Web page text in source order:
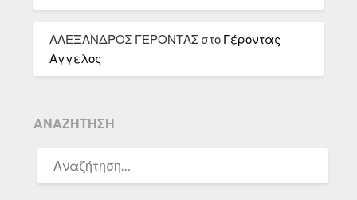
ΑΛΕΞΑΝΔΡΟΣ ΓΕΡΟΝΤΑΣ στο Γέροντας
Αγγελος
ΑΝΑΖΉΤΗΣΗ
ΓΙΑ: